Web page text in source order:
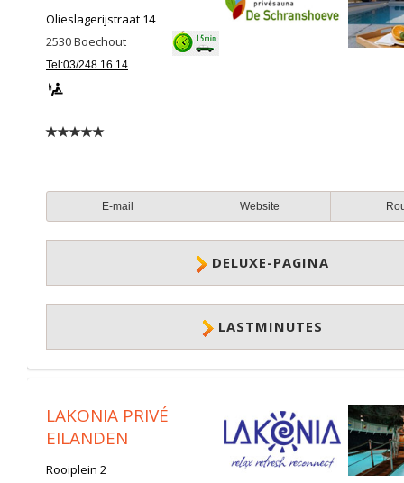
Olieslagerijstraat 14
2530Boechout
Tel:03/248 16 14
E-mail Website
DELUXE-PAGINA
LASTMINUTES
LAKONIA PRIVÉ
EILANDEN
Rooiplein 2